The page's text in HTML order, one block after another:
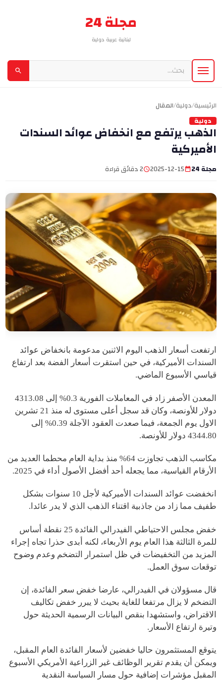
مجلة 24
لبنانية عربية دولية
الرئيسية/دولية/المقال
دولية
الذهب يرتفع مع انخفاض عوائد السندات
الأميركية
مجلة 24 2025-12-15 2 دقائق قراءة
ارتفعت أسعار الذهب اليوم الاثنين مدعومة بانخفاض عوائد
السندات الأميركية، في حين استقرت أسعار الفضة بعد ارتفاع
قياسي الأسبوع الماضي.
المعدن الأصفر زاد في المعاملات الفورية 0.3% إلى 4313.08
دولار للأونصة، وكان قد سجل أعلى مستوى له منذ 21 تشرين
الاول يوم الجمعة، فيما صعدت العقود الآجلة 0.39% إلى
4344.80 دولار للأونصة.
مكاسب الذهب تجاوزت 64% منذ بداية العام محطما العديد من
الأرقام القياسية، مما يجعله أحد أفضل الأصول أداء في 2025.
انخفضت عوائد السندات الأميركية لأجل 10 سنوات بشكل
طفيف مما زاد من جاذبية اقتناء الذهب الذي لا يدر عائدا.
خفض مجلس الاحتياطي الفيدرالي الفائدة 25 نقطة أساس
للمرة الثالثة هذا العام يوم الأربعاء، لكنه أبدى حذرا تجاه إجراء
المزيد من التخفيضات في ظل استمرار التضخم وعدم وضوح
توقعات سوق العمل.
قال مسؤولان في الفيدرالي، عارضا خفض سعر الفائدة، إن
التضخم لا يزال مرتفعا للغاية بحيث لا يبرر خفض تكاليف
الاقتراض، واستشهدا بنقص البيانات الرسمية الحديثة حول
وتيرة ارتفاع الأسعار.
يتوقع المستثمرون حاليا خفضين لأسعار الفائدة العام المقبل،
ويمكن أن يقدم تقرير الوظائف غير الزراعية الأمريكي الأسبوع
المقبل مؤشرات إضافية حول مسار السياسة النقدية